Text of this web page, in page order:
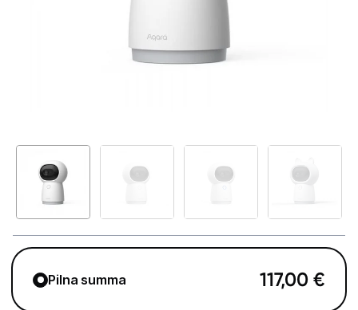
Telefoni, planšetdatori
Viedierīces
Izklaide un atpūta
Sporta kameras
Pilna summa 117,00 €